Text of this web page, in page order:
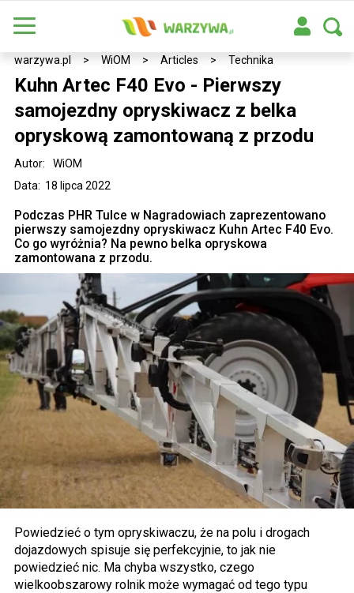
warzywa.pl > WiOM > Articles > Technika
Kuhn Artec F40 Evo - Pierwszy
samojezdny opryskiwacz z belka
opryskową zamontowaną z przodu
Data: 18 lipca 2022
Autor: WiOM
Podczas PHR Tulce w Nagradowiach zaprezentowano
pierwszy samojezdny opryskiwacz Kuhn Artec F40 Evo.
Co go wyróżnia? Na pewno belka opryskowa
zamontowana z przodu.
Powiedzieć o tym opryskiwaczu, że na polu i drogach
dojazdowych spisuje się perfekcyjnie, to jak nie
powiedzieć nic. Ma chyba wszystko, czego
wielkoobszarowy rolnik może wymagać od tego typu